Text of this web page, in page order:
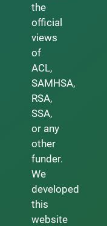
the
official
views
of
ACL,
SAMHSA,
RSA,
SSA,
or any
other
funder.
We
developed
this
website